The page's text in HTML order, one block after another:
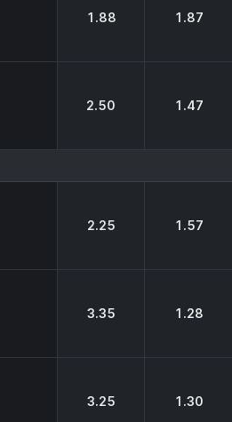
1.88 1.87
2.50 1.47
2.25 1.57
3.35 1.28
3.25 1.30